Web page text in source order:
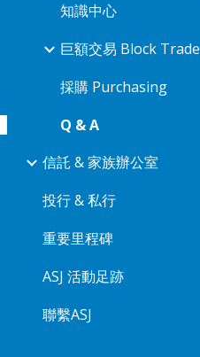
知識中心
巨額交易 Block Trade
採購 Purchasing
Q & A
信託 & 家族辦公室
投行 & 私行
重要里程碑
ASJ 活動足跡
聯繫ASJ